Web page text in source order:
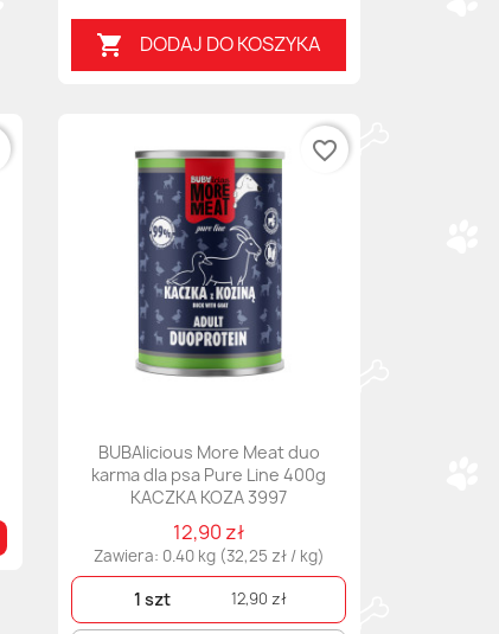
 DODAJ DO KOSZYKA
BUBAlicious More Meat duo
karma dla psa Pure Line 400g
KACZKA KOZA 3997
12,90 zł
Zawiera: 0.40 kg (32,25 zł / kg)
1 szt 12,90 zł
favorite_border